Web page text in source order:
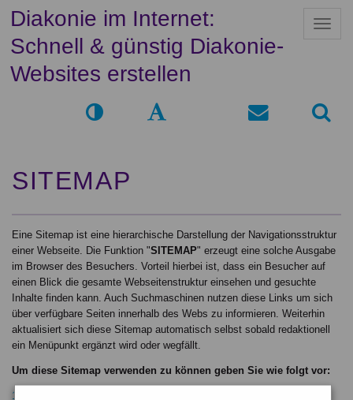
N
t
i
Diakonie im Internet:
Schnell & günstig Diakonie-
Websites erstellen
SITEMAP
Eine Sitemap ist eine hierarchische Darstellung der Navigationsstruktur
einer Webseite. Die Funktion "SITEMAP" erzeugt eine solche Ausgabe
im Browser des Besuchers. Vorteil hierbei ist, dass ein Besucher auf
einen Blick die gesamte Webseitenstruktur einsehen und gesuchte
Inhalte finden kann. Auch Suchmaschinen nutzen diese Links um sich
über verfügbare Seiten innerhalb des Webs zu informieren. Weiterhin
aktualisiert sich diese Sitemap automatisch selbst sobald redaktionell
ein Menüpunkt ergänzt wird oder wegfällt.
Um diese Sitemap verwenden zu können geben Sie wie folgt vor: